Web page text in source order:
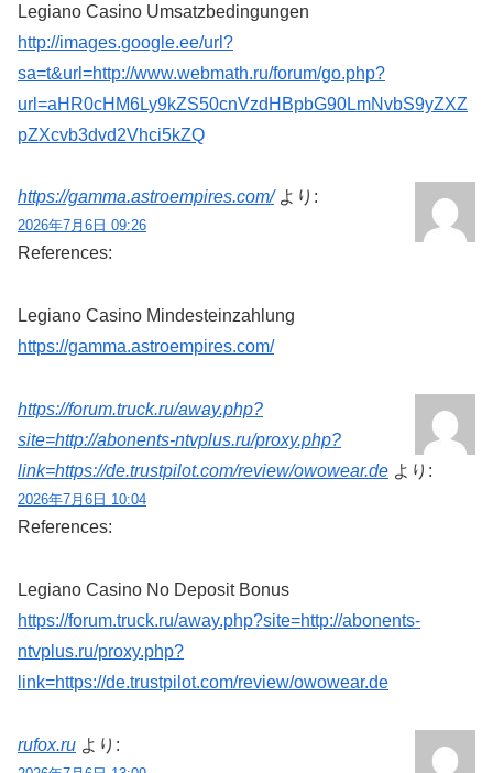
Legiano Casino Umsatzbedingungen
http://images.google.ee/url?
sa=t&url=http://www.webmath.ru/forum/go.php?
url=aHR0cHM6Ly9kZS50cnVzdHBpbG90LmNvbS9yZXZ
pZXcvb3dvd2Vhci5kZQ
https://gamma.astroempires.com/ より:
2026年7月6日 09:26
References:
Legiano Casino Mindesteinzahlung
https://gamma.astroempires.com/
https://forum.truck.ru/away.php?
site=http://abonents-ntvplus.ru/proxy.php?
link=https://de.trustpilot.com/review/owowear.de より:
2026年7月6日 10:04
References:
Legiano Casino No Deposit Bonus
https://forum.truck.ru/away.php?site=http://abonents-
ntvplus.ru/proxy.php?
link=https://de.trustpilot.com/review/owowear.de
rufox.ru より: